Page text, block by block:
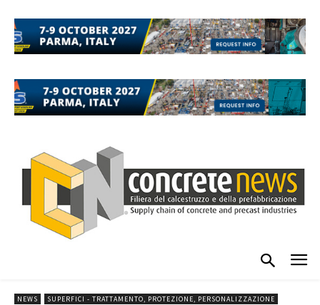
NEWS SUPERFICI - TRATTAMENTO, PROTEZIONE, PERSONALIZZAZIONE